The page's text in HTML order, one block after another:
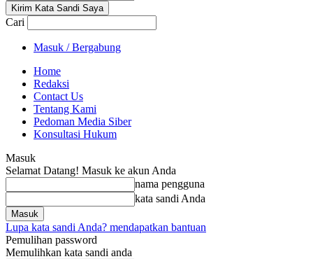
Cari
Masuk / Bergabung
Home
Redaksi
Contact Us
Tentang Kami
Pedoman Media Siber
Konsultasi Hukum
Masuk
Selamat Datang! Masuk ke akun Anda
nama pengguna
kata sandi Anda
Lupa kata sandi Anda? mendapatkan bantuan
Pemulihan password
Memulihkan kata sandi anda